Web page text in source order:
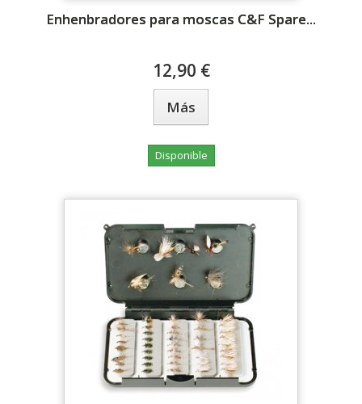
Enhenbradores para moscas C&F Spare...
12,90 €
Más
Disponible